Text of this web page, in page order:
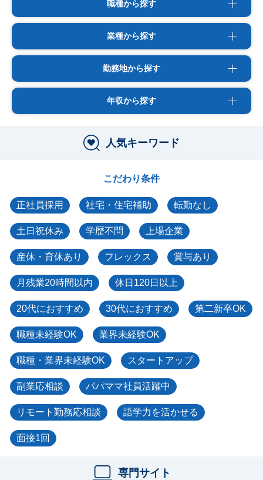
職種から探す
業種から探す
勤務地から探す
年収から探す
人気キーワード
こだわり条件
正社員採用 社宅・住宅補助 転勤なし
土日祝休み 学歴不問 上場企業
産休・育休あり フレックス 賞与あり
月残業20時間以内 休日120日以上
20代におすすめ 30代におすすめ 第二新卒OK
職種未経験OK 業界未経験OK
職種・業界未経験OK スタートアップ
副業応相談 パパママ社員活躍中
リモート勤務応相談 語学力を活かせる
面接1回
専門サイト